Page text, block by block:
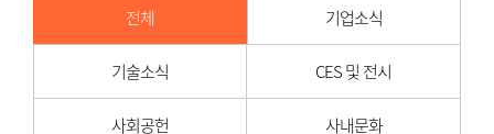
전체 기업소식
기술소식 CES 및 전시
사회공헌 사내문화